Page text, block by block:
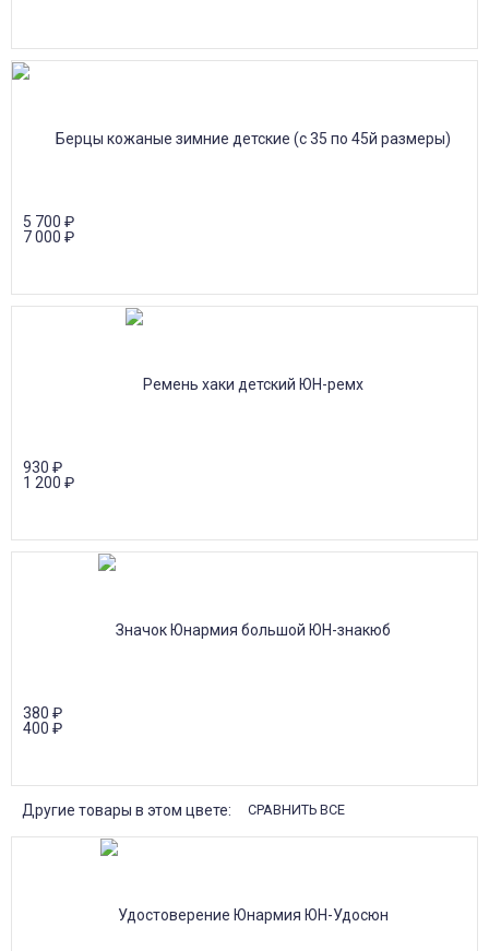
5 700 ₽
7 000 ₽
930 ₽
1 200 ₽
380 ₽
400 ₽
Другие товары в этом цвете: СРАВНИТЬ ВСЕ